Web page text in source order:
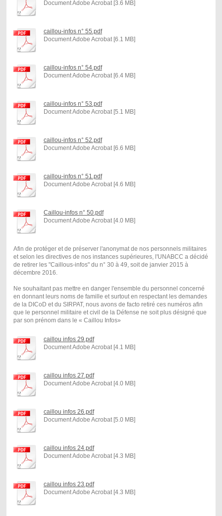
Document Adobe Acrobat [3.6 MB]
caillou-infos n° 55.pdf
Document Adobe Acrobat [6.1 MB]
caillou-infos n° 54.pdf
Document Adobe Acrobat [6.4 MB]
caillou-infos n° 53.pdf
Document Adobe Acrobat [5.1 MB]
caillou-infos n° 52.pdf
Document Adobe Acrobat [6.6 MB]
caillou-infos n° 51.pdf
Document Adobe Acrobat [4.6 MB]
Caillou-infos n° 50.pdf
Document Adobe Acrobat [4.0 MB]
Afin de protéger et de préserver l'anonymat de nos personnels militaires
et selon les directives de nos instances supérieures, l'UNABCC a décidé
de retirer les "Caillous-infos" du n° 30 à 49, soit de janvier 2015 à
décembre 2016.
Ne souhaitant pas mettre en danger l'ensemble du personnel concerné
en donnant leurs noms de famille et surtout en respectant les demandes
de la DICoD et du SIRPAT, nous avons de facto retiré ces numéros afin
que le personnel militaire et civil de la Défense ne soit plus désigné que
par son prénom dans le « Caillou Infos»
caillou infos 29.pdf
Document Adobe Acrobat [4.1 MB]
caillou infos 27.pdf
Document Adobe Acrobat [4.0 MB]
caillou infos 26.pdf
Document Adobe Acrobat [5.0 MB]
caillou infos 24.pdf
Document Adobe Acrobat [4.3 MB]
caillou infos 23.pdf
Document Adobe Acrobat [4.3 MB]